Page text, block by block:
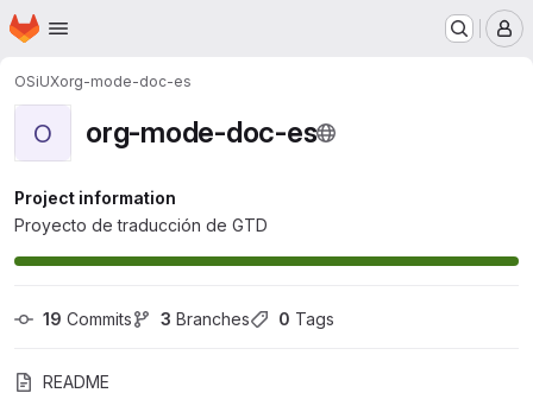
Skip to main content
Homepage
OSiUXorg-mode-doc-es
O org-mode-doc-es
Project information
Proyecto de traducción de GTD
19 Commits 3 Branches 0 Tags
README